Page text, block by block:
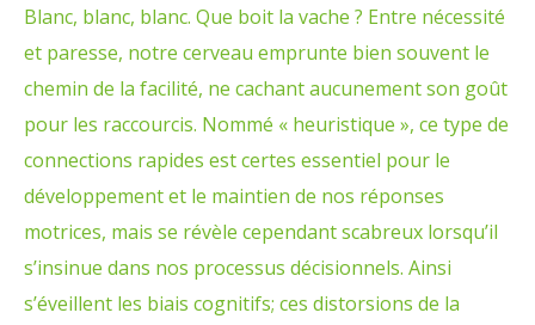
Blanc, blanc, blanc. Que boit la vache ? Entre nécessité
et paresse, notre cerveau emprunte bien souvent le
chemin de la facilité, ne cachant aucunement son goût
pour les raccourcis. Nommé « heuristique », ce type de
connections rapides est certes essentiel pour le
développement et le maintien de nos réponses
motrices, mais se révèle cependant scabreux lorsqu’il
s’insinue dans nos processus décisionnels. Ainsi
s’éveillent les biais cognitifs; ces distorsions de la